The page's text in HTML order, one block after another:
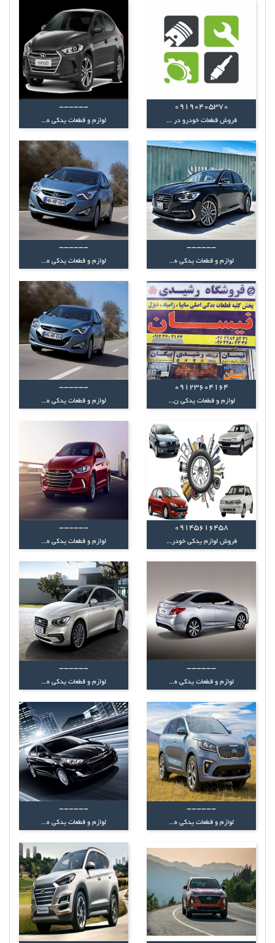
09190405370
فروش قطعات خودرو در ...
------
لوازم و قطعات یدکی ه...
------
لوازم و قطعات یدکی ه...
------
لوازم و قطعات یدکی ه...
09123604164
لوازم و قطعات یدکی ن...
------
لوازم و قطعات یدکی ه...
09145616458
فروش لوازم یدکی خودر...
------
لوازم و قطعات یدکی ه...
------
لوازم و قطعات یدکی ه...
------
لوازم و قطعات یدکی ه...
------
لوازم و قطعات یدکی ه...
------
لوازم و قطعات یدکی ه...